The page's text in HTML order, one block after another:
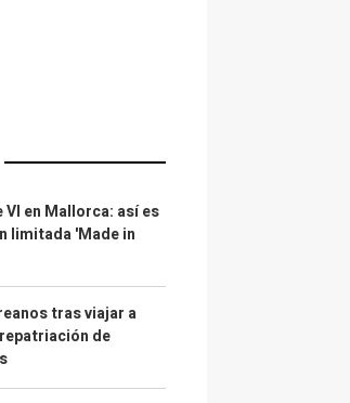
VI en Mallorca: así es
limitada 'Made in
tras viajar a
de